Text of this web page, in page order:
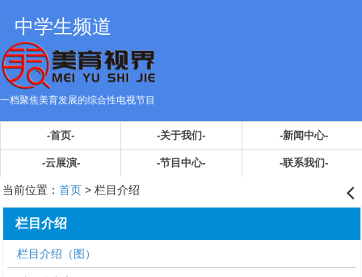
中学生频道
一档聚焦美育发展的综合性电视节目
-首页- -关于我们- -新闻中心-
-云展演- -节目中心- -联系我们-
当前位置： 首页> 栏目介绍 󰊒
栏目介绍
栏目介绍（图）